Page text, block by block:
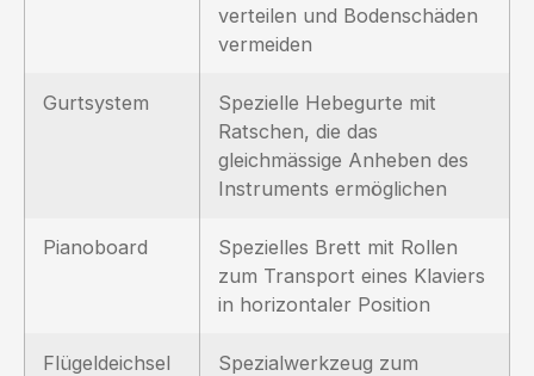
verteilen und Bodenschäden
vermeiden
Gurtsystem
Spezielle Hebegurte mit
Ratschen, die das
gleichmässige Anheben des
Instruments ermöglichen
Pianoboard
Spezielles Brett mit Rollen
zum Transport eines Klaviers
in horizontaler Position
Flügeldeichsel
Spezialwerkzeug zum